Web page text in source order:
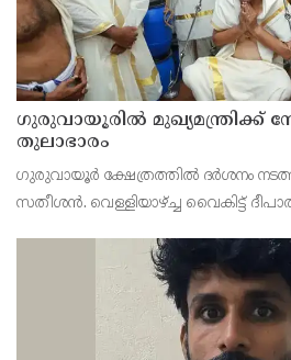
ഗുരുവായൂരിൽ മുഖ്യമന്ത്രിക്ക്
തുലാഭാരം
ഗുരുവായൂർ ക്ഷേത്രത്തിൽ ദർശനം
സതീശൻ. വെള്ളിയാഴ്ച്ച വൈകിട്ട്